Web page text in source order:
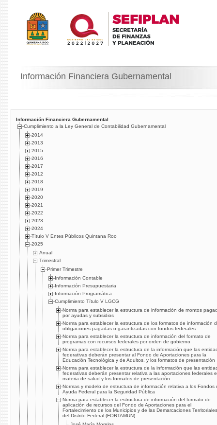
Información Financiera Gubernamental
Información Financiera Gubernamental
Cumplimiento a la Ley General de Contabilidad Gubernamental
2014
2013
2015
2016
2017
2012
2018
2019
2020
2021
2022
2023
2024
Título V Entes Públicos Quintana Roo
2025
Anual
Trimestral
Primer Trimestre
Información Contable
Información Presupuestaria
Información Programática
Cumplimiento Título V LGCG
Norma para establecer la estructura de información de montos
por ayudas y subsidios
Norma para establecer la estructura de los formatos de información
obligaciones pagadas o garantizadas con fondos federales
Norma para establecer la estructura de información del formato de
programas con recursos federales por orden de gobierno
Norma para establecer la estructura de la información que las
federativas deberán presentar al Fondo de Aportaciones para la
Educación Tecnológica y de Adultos, y los formatos de presentación
Norma para establecer la estructura de la información que las
federativas deberán presentar relativa a las aportaciones federales
materia de salud y los formatos de presentación
Normas y modelo de estructura de información relativa a los Fondos
Ayuda Federal para la Seguridad Pública
Norma para establecer la estructura de información del formato de
aplicación de recursos del Fondo de Aportaciones para el
Fortalecimiento de los Municipios y de las Demarcaciones Territoriales
del Distrito Federal (FORTAMUN)